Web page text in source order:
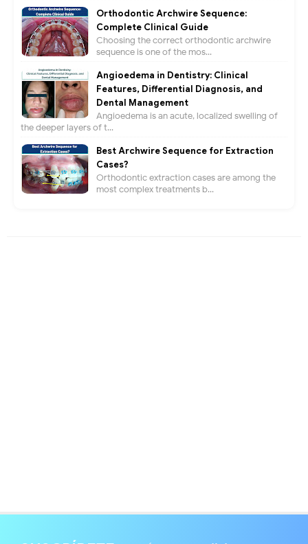
Orthodontic Archwire Sequence:
Complete Clinical Guide
Choosing the correct orthodontic archwire
sequence is one of the mos...
Angioedema in Dentistry: Clinical
Features, Differential Diagnosis, and
Dental Management
Angioedema is an acute, localized swelling of
the deeper layers of t...
Best Archwire Sequence for Extraction
Cases?
Orthodontic extraction cases are among the
most complex treatments b...